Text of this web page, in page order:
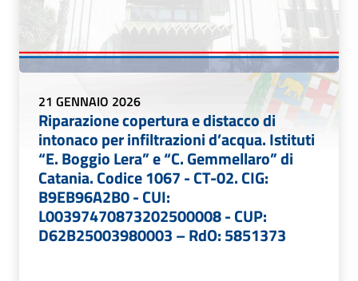
21 GENNAIO 2026
Riparazione copertura e distacco di
intonaco per infiltrazioni d’acqua. Istituti
“E. Boggio Lera” e “C. Gemmellaro” di
Catania. Codice 1067 - CT-02. CIG:
B9EB96A2B0 - CUI:
L00397470873202500008 - CUP:
D62B25003980003 – RdO: 5851373